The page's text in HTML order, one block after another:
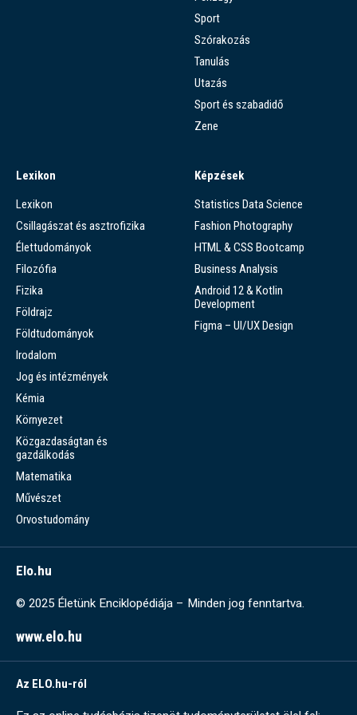
Sport
Szórakozás
Tanulás
Utazás
Sport és szabadidő
Zene
Lexikon
Lexikon
Csillagászat és asztrofizika
Élettudományok
Filozófia
Fizika
Földrajz
Földtudományok
Irodalom
Jog és intézmények
Kémia
Környezet
Közgazdaságtan és
gazdálkodás
Matematika
Művészet
Orvostudomány
Képzések
Statistics Data Science
Fashion Photography
HTML & CSS Bootcamp
Business Analysis
Android 12 & Kotlin
Development
Figma – UI/UX Design
Elo.hu
© 2025 Életünk Enciklopédiája – Minden jog fenntartva.
www.elo.hu
Az ELO.hu-ról